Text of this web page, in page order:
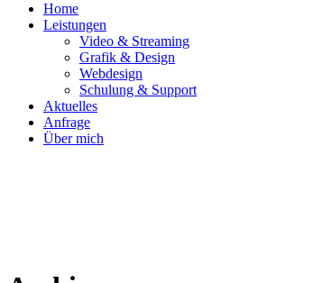
Home
Leistungen
Video & Streaming
Grafik & Design
Webdesign
Schulung & Support
Aktuelles
Anfrage
Über mich